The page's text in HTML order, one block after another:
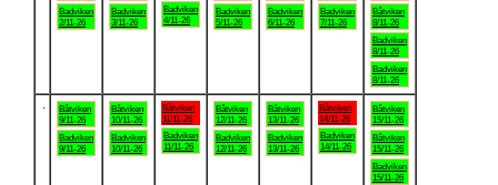
Badviken
2/11-26
Badviken
3/11-26
Badviken
4/11-26
Badviken
5/11-26
Badviken
6/11-26
Badviken
7/11-26
Båtviken
8/11-26
Badviken
8/11-26
Badviken
8/11-26
Båtviken
9/11-26
Badviken
9/11-26
Båtviken
10/11-26
Badviken
10/11-26
Båtviken
11/11-26
Badviken
11/11-26
Båtviken
12/11-26
Badviken
12/11-26
Båtviken
13/11-26
Badviken
13/11-26
Båtviken
14/11-26
Badviken
14/11-26
Båtviken
15/11-26
Båtviken
15/11-26
Badviken
15/11-26